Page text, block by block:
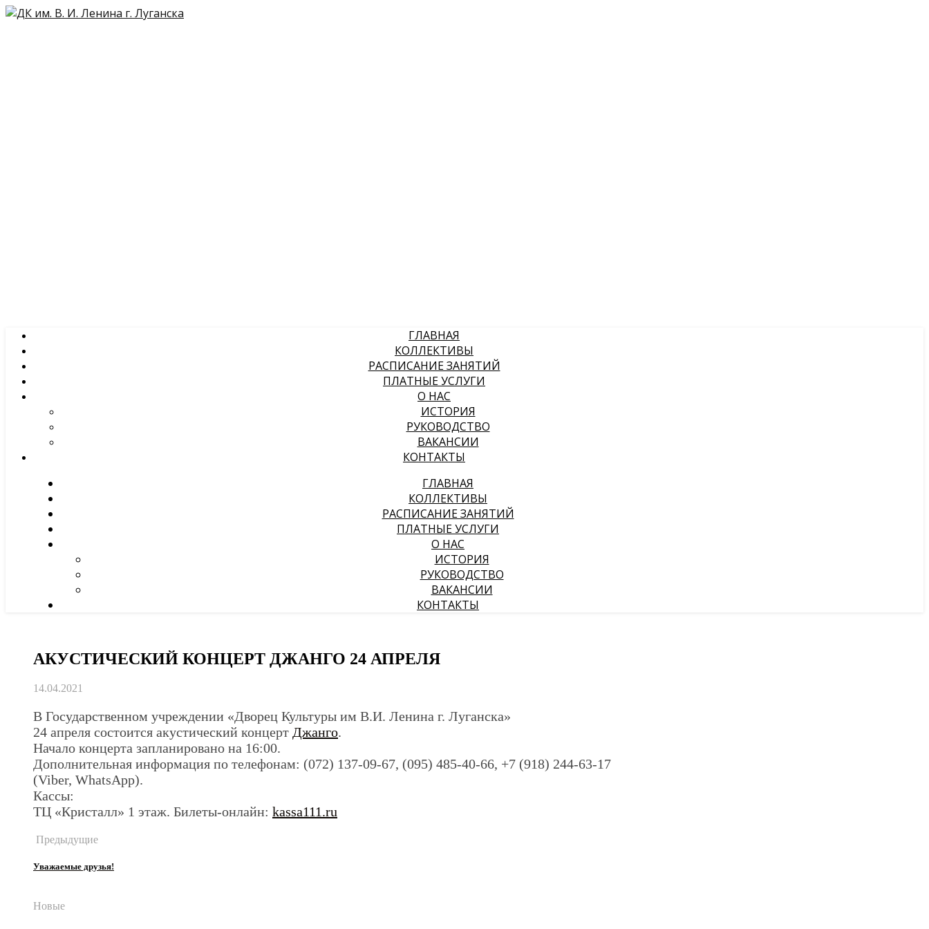
ГЛАВНАЯ
КОЛЛЕКТИВЫ
РАСПИСАНИЕ ЗАНЯТИЙ
ПЛАТНЫЕ УСЛУГИ
О НАС
ИСТОРИЯ
РУКОВОДСТВО
ВАКАНСИИ
КОНТАКТЫ
ГЛАВНАЯ
КОЛЛЕКТИВЫ
РАСПИСАНИЕ ЗАНЯТИЙ
ПЛАТНЫЕ УСЛУГИ
О НАС
ИСТОРИЯ
РУКОВОДСТВО
ВАКАНСИИ
КОНТАКТЫ
АКУСТИЧЕСКИЙ КОНЦЕРТ ДЖАНГО 24 АПРЕЛЯ
14.04.2021
В Государственном учреждении «Дворец Культуры им В.И. Ленина г. Луганска»
24 апреля состоится акустический концерт Джанго.
Начало концерта запланировано на 16:00.
Дополнительная информация по телефонам: (072) 137-09-67, (095) 485-40-66, +7 (918) 244-63-17
(Viber, WhatsApp).
Кассы:
ТЦ «Кристалл» 1 этаж. Билеты-онлайн: kassa111.ru
Предыдущие
Уважаемые друзья!
Новые